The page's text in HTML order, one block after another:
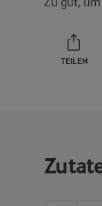
TEILEN